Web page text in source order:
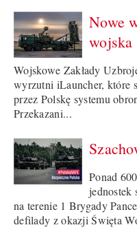
Nowe
wojska
Wojskowe Zakłady
wyrzutni iLauncher, które
przez Polskę systemu
Przekazani...
Ponad
jednostek
na terenie 1 Brygady
defilady z okazji Święta